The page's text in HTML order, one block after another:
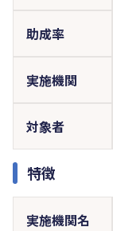
助成率
実施機関
対象者
特徴
実施機関名